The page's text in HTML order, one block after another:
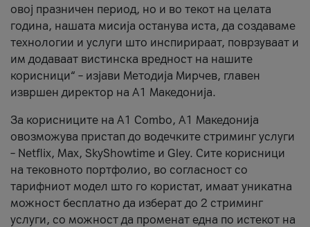
овој празничен период, но и во текот на целата
година, нашата мисија останува иста, да создаваме
технологии и услуги што инспирираат, поврзуваат и
им додаваат вистинска вредност на нашите
корисници“ – изјави Методија Мирчев, главен
извршен директор на А1 Македонија.
За корисниците на A1 Combo, А1 Македонија
овозможува пристап до водечките стриминг услуги
– Netflix, Max, SkyShowtime и Gley. Сите корисници
на тековното портфолио, во согласност со
тарифниот модел што го користат, имаат уникатна
можност бесплатно да изберат до 2 стриминг
услуги, со можност да променат една по истекот на